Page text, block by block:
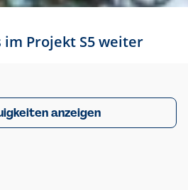
im Projekt S5 weiter
anzeigen